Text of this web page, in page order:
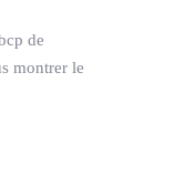
de
montrer le